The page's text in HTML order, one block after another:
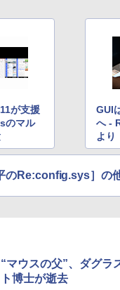
【2026年アップグレ
レスイヤホン
軽量 ブルートゥース
セリング 自動ペアリ
付き 防水 タッチ式音
学/WEB会議(ホワイト)
￥1,964
Xiaomi シャオミ
見知らぬ糸
On My Road
￥250
【Amazon.co.jp限定
みきった日本の水 2L
] [ 水分補給 ]
by Amazon 炭酸水 ラ
art Basic)
HUNTER×HUNTER モ
コミックスDIGITAL)
スーパーの裏でヤニ
が支援
のマル
GUI
へ -
より
のRe:config.sys］の
“マウスの父”、ダグラ
ト博士が逝去